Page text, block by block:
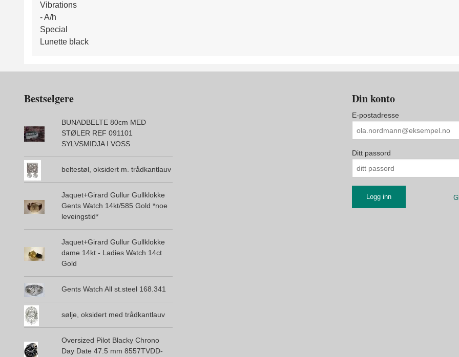
Vibrations
- A/h
Special
Lunette black
Bestselgere
BUNADBELTE 80cm MED
STØLER REF 091101
SYLVSMIDJA I VOSS
beltestøl, oksidert m. trådkantlauv
Jaquet+Girard Gullur Gullklokke
Gents Watch 14kt/585 Gold *noe
leveingstid*
Jaquet+Girard Gullur Gullklokke
dame 14kt - Ladies Watch 14ct
Gold
Gents Watch All st.steel 168.341
sølje, oksidert med trådkantlauv
Oversized Pilot Blacky Chrono
Day Date 47.5 mm 8557TVDD-
Din konto
E-postadresse
Ditt passord